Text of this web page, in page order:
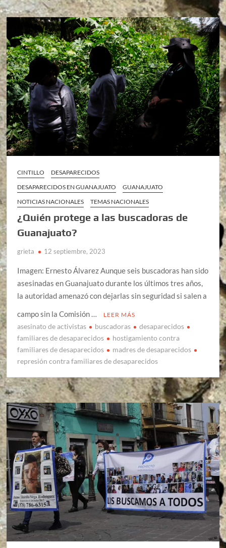
CINTILLO
DESAPARECIDOS
DESAPARECIDOS EN GUANAJUATO
GUANAJUATO
NOTICIAS NACIONALES
TEMAS NACIONALES
¿Quién protege a las buscadoras de
Guanajuato?
grieta 12 septiembre, 2023
Imagen: Ernesto Álvarez Aunque seis buscadoras han sido
asesinadas en Guanajuato durante los últimos tres años,
la autoridad amenazó con dejarlas sin seguridad si salen a
campo sin la Comisión …
LEER MÁS
asesinato de activistas buscadoras
desaparecidos
familiares de desaparecidos
hostigamiento contra
familiares de desaparecidos
madres de desaparecidos
represión contra familiares de desaparecidos